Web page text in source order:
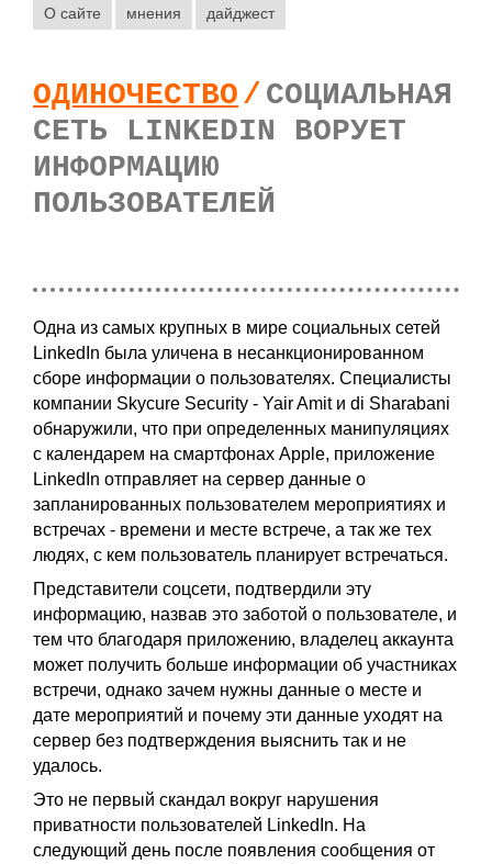
О сайте мнения дайджест
ОДИНОЧЕСТВО/ СОЦИАЛЬНАЯ
СЕТЬ LINKEDIN ВОРУЕТ
ИНФОРМАЦИЮ
ПОЛЬЗОВАТЕЛЕЙ
Одна из самых крупных в мире социальных сетей
LinkedIn была уличена в несанкционированном
сборе информации о пользователях. Специалисты
компании Skycure Security - Yair Amit и di Sharabani
обнаружили, что при определенных манипуляциях
с календарем на смартфонах Apple, приложение
LinkedIn отправляет на сервер данные о
запланированных пользователем мероприятиях и
встречах - времени и месте встрече, а так же тех
людях, с кем пользователь планирует встречаться.
Представители соцсети, подтвердили эту
информацию, назвав это заботой о пользователе, и
тем что благодаря приложению, владелец аккаунта
может получить больше информации об участниках
встречи, однако зачем нужны данные о месте и
дате мероприятий и почему эти данные уходят на
сервер без подтверждения выяснить так и не
удалось.
Это не первый скандал вокруг нарушения
приватности пользователей LinkedIn. На
следующий день после появления сообщения от